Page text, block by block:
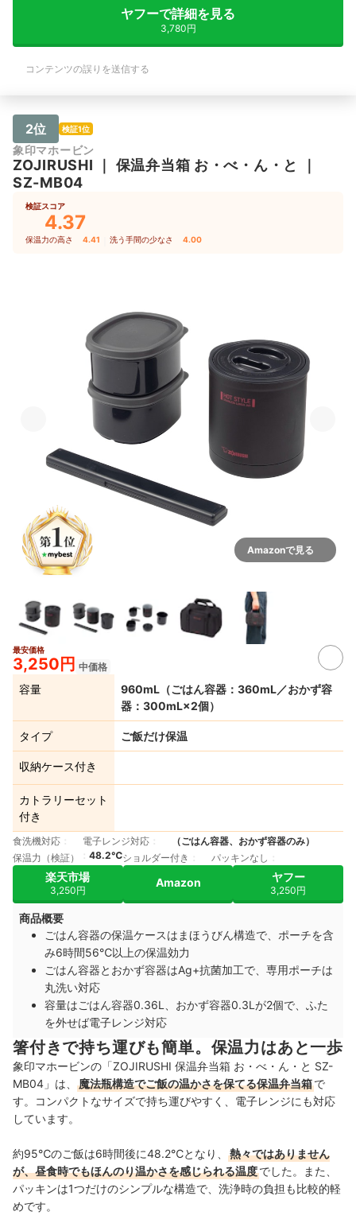
り置きスープを作って事務所仕事の時は
できる限り使ってみようかなと思う程度
に気に入っています。 無骨感あるので
事務所で開けるのはちょっと恥ずかしい
けどまあおじさんのお弁当にはみんな興
味なかろうと思って気にするのをやめま
した。 ◯最後に 商品到着までにサポー
トの方のフォローいただき、使用するこ
とが出来ました。 メールでもお礼をお
伝えしましたが改めてありがとうござい
ました。
ヤフーで詳細を見る
3,780円
コンテンツの誤りを送信する
2位 検証1位
象印マホービン
ZOJIRUSHI ｜ 保温弁当箱 お・べ・ん・と
｜
SZ-MB04
検証スコア
4.37
保温力の高さ 4.41 洗う手間の少なさ 4.00
Amazonで見る
最安価格
3,250円 中価格
容量
960mL（ごはん容器：360mL／おかず容
器：300mL×2個）
タイプ ご飯だけ保温
収納ケース付き
カトラリーセット
付き
食洗機対応 電子レンジ対応
（ごはん容器、おかず容器のみ）
保温力（検証）
48.2℃ショルダー付き パッキンなし
楽天市場
3,250円
Amazon ヤフー
3,250円
商品概要
ごはん容器の保温ケースはまほうびん構造で、ポーチを含
み6時間56℃以上の保温効力
ごはん容器とおかず容器はAg+抗菌加工で、専用ポーチは
丸洗い対応
容量はごはん容器0.36L、おかず容器0.3Lが2個で、ふた
を外せば電子レンジ対応
箸付きで持ち運びも簡単。保温力はあと一歩
象印マホービンの「ZOJIRUSHI 保温弁当箱 お・べ・ん・と SZ-
MB04」は、
魔法瓶構造でご飯の温かさを保てる保温弁当箱で
す。コンパクトなサイズで持ち運びやすく、電子レンジにも対応
しています。
約95℃のご飯は6時間後に48.2℃となり、
熱々ではありません
が、昼食時でもほんのり温かさを感じられる温度でした。また、
パッキンは1つだけのシンプルな構造で、洗浄時の負担も比較的軽
めです。